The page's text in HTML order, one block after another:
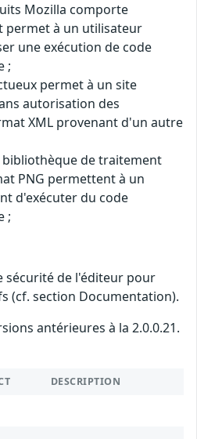
Mozilla comporte
permet à un utilisateur
une exécution de code
;
permet à un site
autorisation des
XML provenant d'un autre
de traitement
PNG permettent à un
d'exécuter du code
;
sécurité de l'éditeur pour
(cf. section Documentation).
antérieures à la 2.0.0.21.
DESCRIPTION